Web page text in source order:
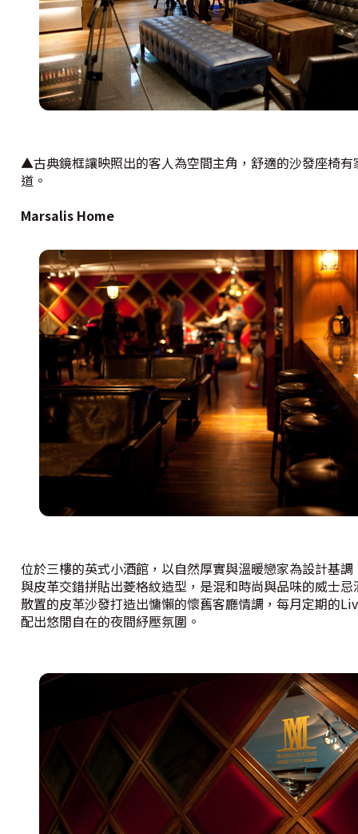
▲古典鏡框讓映照出的客人為空間主角，舒適的沙發座椅有
道。
Marsalis Home
位於三樓的英式小酒館，以自然厚實與溫暖戀家為設計基
與皮革交錯拼貼出菱格紋造型，是混和時尚與品味的威士
散置的皮革沙發打造出慵懶的懷舊客廳情調，每月定期的
配出悠閒自在的夜間紓壓氛圍。